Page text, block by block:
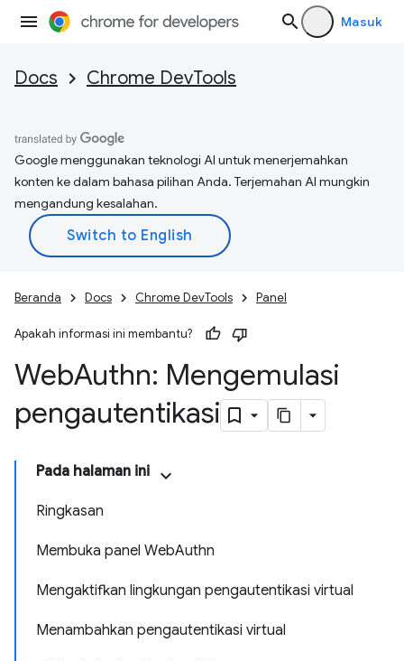
Masuk
Docs Chrome DevTools
Google menggunakan teknologi AI untuk menerjemahkan
konten ke dalam bahasa pilihan Anda. Terjemahan AI mungkin
mengandung kesalahan.
Beranda Docs Chrome DevTools Panel
Apakah informasi ini membantu?
WebAuthn: Mengemulasi
pengautentikasi
Pada halaman ini
Ringkasan
Membuka panel WebAuthn
Mengaktifkan lingkungan pengautentikasi virtual
Menambahkan pengautentikasi virtual